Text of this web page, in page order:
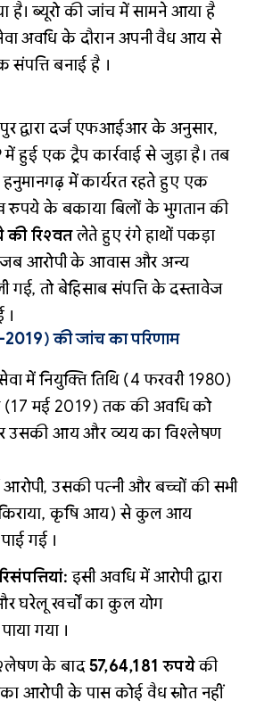
है। ब्यूरो की जांच में सामने आया है
अवधि के दौरान अपनी वैध आय से
संपत्ति बनाई है ।
द्वारा दर्ज एफआईआर के अनुसार,
में हुई एक ट्रैप कार्रवाई से जुड़ा है। तब
में कार्यरत रहते हुए एक
रुपये के बकाया बिलों के भुगतान की
रिश्वतलेते हुए रंगे हाथों पकड़ा
जब आरोपी के आवास और अन्य
गई, तो बेहिसाब संपत्ति के दस्तावेज
।
की जांच का परिणाम
में नियुक्ति तिथि (4 फरवरी 1980)
(17 मई 2019) तक की अवधि को
उसकी आय और व्यय का विश्लेषण
उसकी पत्नी और बच्चों की सभी
किराया, कृषि आय) से कुल आय
गई ।
इसी अवधि में आरोपी द्वारा
घरेलू खर्चों का कुल योग
गया ।
के बाद57,64,181 रुपयेकी
आरोपी के पास कोई वैध स्रोत नहीं